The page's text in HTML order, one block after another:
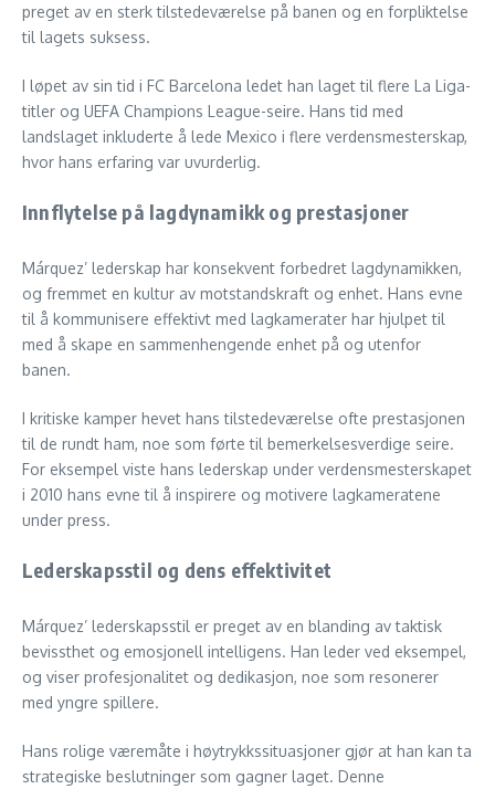
preget av en sterk tilstedeværelse på banen og en forpliktelse
til lagets suksess.
I løpet av sin tid i FC Barcelona ledet han laget til flere La Liga-
titler og UEFA Champions League-seire. Hans tid med
landslaget inkluderte å lede Mexico i flere verdensmesterskap,
hvor hans erfaring var uvurderlig.
Innflytelse på lagdynamikk og prestasjoner
Márquez’ lederskap har konsekvent forbedret lagdynamikken,
og fremmet en kultur av motstandskraft og enhet. Hans evne
til å kommunisere effektivt med lagkamerater har hjulpet til
med å skape en sammenhengende enhet på og utenfor
banen.
I kritiske kamper hevet hans tilstedeværelse ofte prestasjonen
til de rundt ham, noe som førte til bemerkelsesverdige seire.
For eksempel viste hans lederskap under verdensmesterskapet
i 2010 hans evne til å inspirere og motivere lagkameratene
under press.
Lederskapsstil og dens effektivitet
Márquez’ lederskapsstil er preget av en blanding av taktisk
bevissthet og emosjonell intelligens. Han leder ved eksempel,
og viser profesjonalitet og dedikasjon, noe som resonerer
med yngre spillere.
Hans rolige væremåte i høytrykkssituasjoner gjør at han kan ta
strategiske beslutninger som gagner laget. Denne